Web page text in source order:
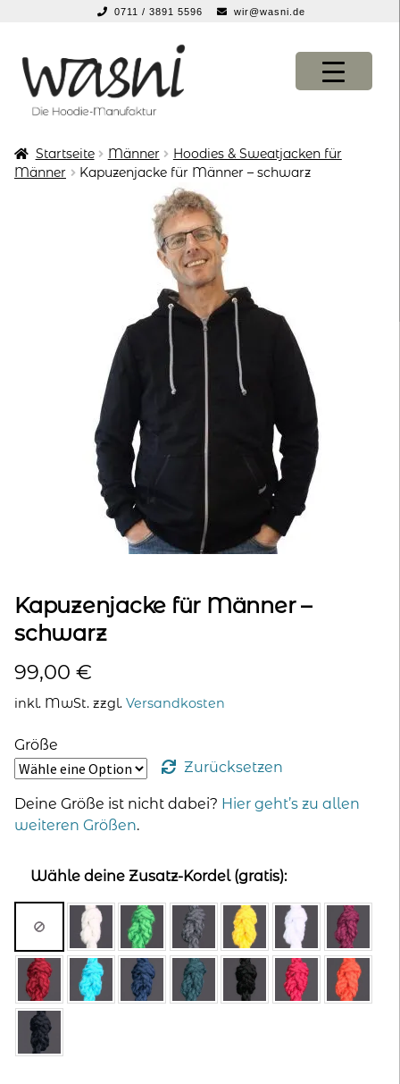
0711 / 3891 5596 wir@wasni.de
Navigation
springen
Inhalt
springen
KONFIGURATOR
KONFIGURATOR
Startseite Männer
Hoodies & Sweatjacken für
Männer
Kapuzenjacke für Männer – schwarz
Kapuzenjacke für Männer –
schwarz
99,00 €
inkl. MwSt. zzgl. Versandkosten
Größe
Zurücksetzen
Deine Größe ist nicht dabei? Hier geht’s zu allen
weiteren Größen.
Wähle deine Zusatz-Kordel (gratis):